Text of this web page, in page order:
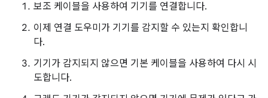
보조 케이블을 사용하여 기기를 연결합니다.
이제 연결 도우미가 기기를 감지할 수 있는지 확인합니
다.
기기가 감지되지 않으면 기본 케이블을 사용하여 다시 시
도합니다.